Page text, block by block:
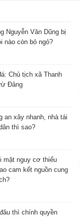
Nguyễn Văn Dũng bị
nào còn bỏ ngỏ?
Chủ tịch xã Thanh
Đảng
an xây nhanh, nhà tái
thì sao?
mặt nguy cơ thiếu
cam kết nguồn cung
thì chính quyền